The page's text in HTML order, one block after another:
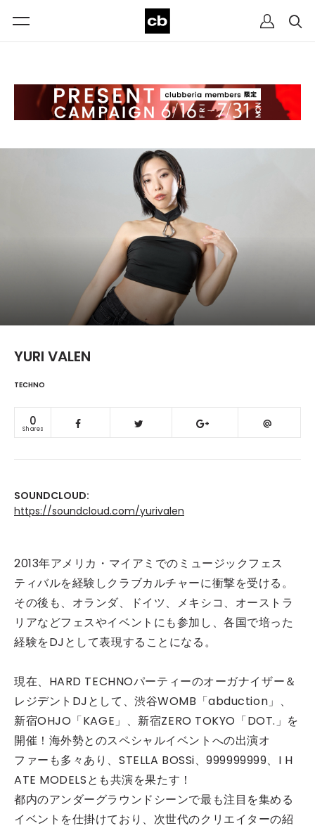
YURI VALEN
TECHNO
0
Shares
SOUNDCLOUD:
https://soundcloud.com/yurivalen
2013年アメリカ・マイアミでのミュージックフェス
ティバルを経験しクラブカルチャーに衝撃を受ける。
その後も、オランダ、ドイツ、メキシコ、オーストラ
リアなどフェスやイベントにも参加し、各国で培った
経験をDJとして表現することになる。
現在、HARD TECHNOパーティーのオーガナイザー＆
レジデントDJとして、渋谷WOMB「abduction」、
新宿OHJO「KAGE」、新宿ZERO TOKYO「DOT.」を
開催！海外勢とのスペシャルイベントへの出演オ
ファーも多々あり、STELLA BOSSi、999999999、I H
ATE MODELSとも共演を果たす！
都内のアンダーグラウンドシーンで最も注目を集める
イベントを仕掛けており、次世代のクリエイターの紹